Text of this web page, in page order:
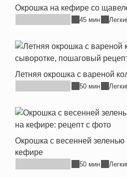
Окрошка на кефире со
45 мин
Летняя окрошка с вареной
50 мин
Окрошка с весенней
кефире
50 мин